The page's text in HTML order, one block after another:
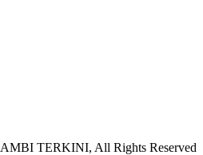
TERKINI, All Rights Reserved